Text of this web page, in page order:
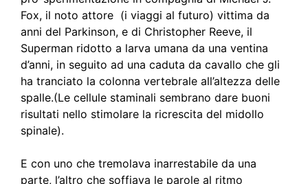
Fox, il noto attore (i viaggi al futuro) vittima da
anni del Parkinson, e di Christopher Reeve, il
Superman ridotto a larva umana da una ventina
d’anni, in seguito ad una caduta da cavallo che gli
ha tranciato la colonna vertebrale all’altezza delle
spalle.(Le cellule staminali sembrano dare buoni
risultati nello stimolare la ricrescita del midollo
spinale).
E con uno che tremolava inarrestabile da una
parte, l’altro che soffiava le parole al ritmo